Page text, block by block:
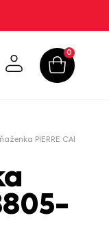
0
PIERRE CARDIN